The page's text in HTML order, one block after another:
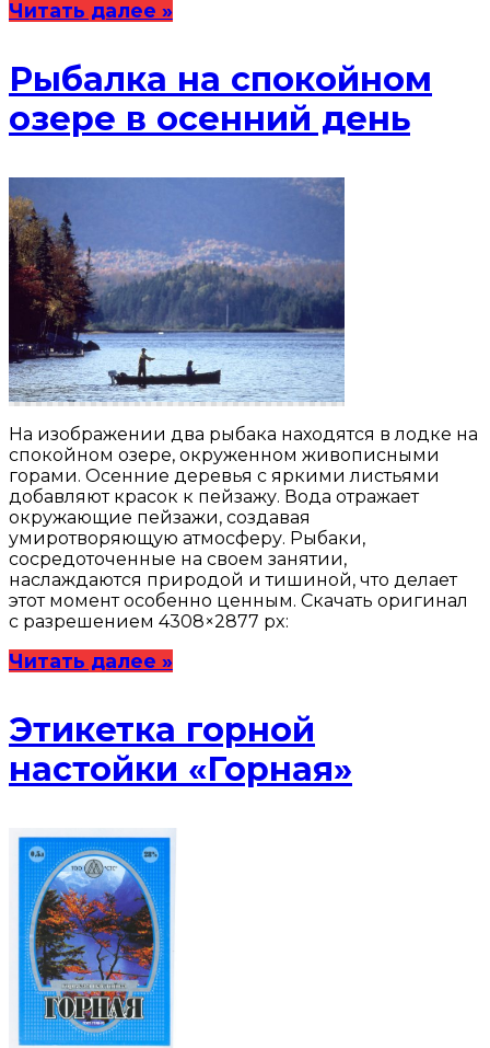
Читать далее »
Рыбалка на спокойном
озере в осенний день
На изображении два рыбака находятся в лодке на
спокойном озере, окруженном живописными
горами. Осенние деревья с яркими листьями
добавляют красок к пейзажу. Вода отражает
окружающие пейзажи, создавая
умиротворяющую атмосферу. Рыбаки,
сосредоточенные на своем занятии,
наслаждаются природой и тишиной, что делает
этот момент особенно ценным. Скачать оригинал
с разрешением 4308×2877 px:
Читать далее »
Этикетка горной
настойки «Горная»